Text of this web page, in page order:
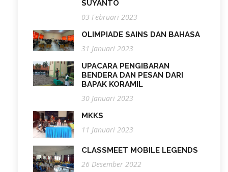
SUYANTO
03 Februari 2023
OLIMPIADE SAINS DAN BAHASA
31 Januari 2023
UPACARA PENGIBARAN
BENDERA DAN PESAN DARI
BAPAK KORAMIL
30 Januari 2023
MKKS
11 Januari 2023
CLASSMEET MOBILE LEGENDS
26 Desember 2022